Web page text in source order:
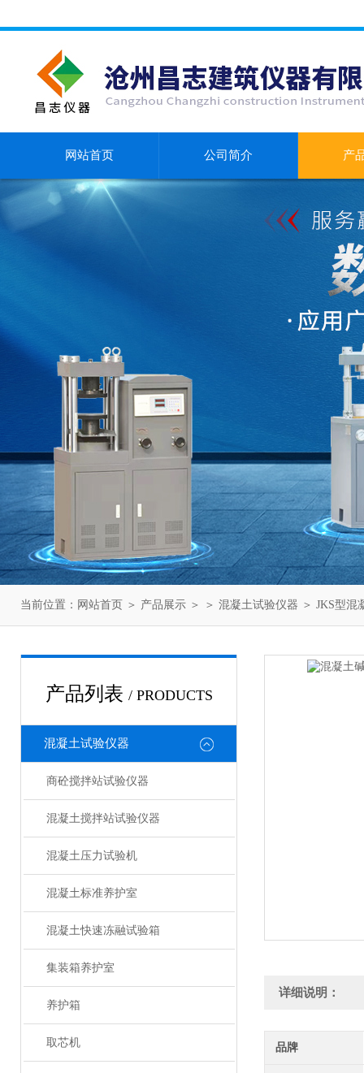
网站首页 公司简介 产
当前位置： 网站首页 ＞ 产品展示 ＞ ＞ 混凝土试验仪器 ＞ JKS型
产品列表 / PRODUCTS
混凝土试验仪器
商砼搅拌站试验仪器
混凝土搅拌站试验仪器
混凝土压力试验机
混凝土标准养护室
混凝土快速冻融试验箱
集装箱养护室
养护箱
取芯机
详细说明：
品牌